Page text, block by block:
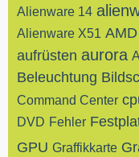
Alienware 14
Alienware X51 AMD
aufrüsten aurora
Beleuchtung
Command Center
DVD Fehler
GPU Graffikkarte